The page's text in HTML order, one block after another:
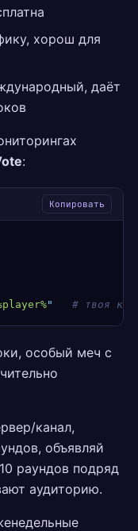
хорош для
даёт
:
Копировать
"
# твоя
особый меч с
канал,
объявляй
раундов подряд
аудиторию.